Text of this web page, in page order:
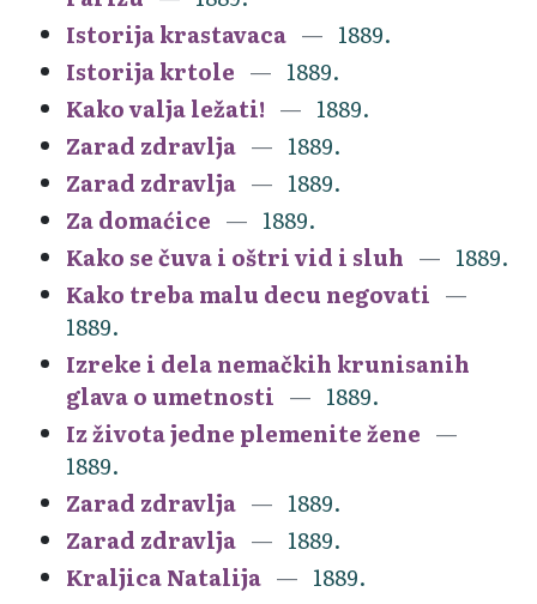
Istorija krastavaca
1889.
Istorija krtole
1889.
Kako valja ležati!
1889.
Zarad zdravlja
1889.
Zarad zdravlja
1889.
Za domaćice
1889.
Kako se čuva i oštri vid i sluh
1889.
Kako treba malu decu negovati
1889.
Izreke i dela nemačkih krunisanih
glava o umetnosti
1889.
Iz života jedne plemenite žene
1889.
Zarad zdravlja
1889.
Zarad zdravlja
1889.
Kraljica Natalija
1889.